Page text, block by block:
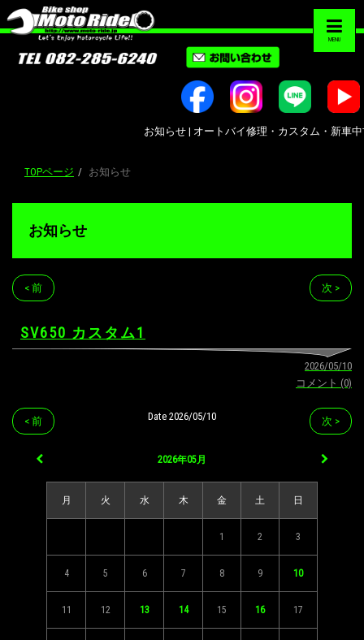
MENU
お知らせ | オートバイ修理・カスタム・新車中
TOPページ お知らせ
お知らせ
< 前 次 >
SV650 カスタム1
2026/05/10
コメント (0)
< 前 次 >
Date 2026/05/10
2026年05月
月 火 水 木 金 土 日
1 2 3
4 5 6 7 8 9 10
11 12 13 14 15 16 17